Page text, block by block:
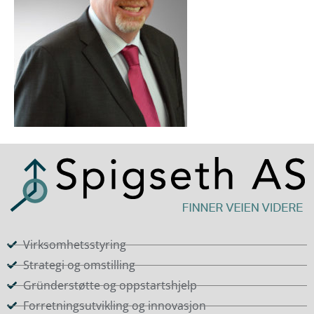
Virksomhetsstyring
Strategi og omstilling
Gründerstøtte og oppstartshjelp
Forretningsutvikling og innovasjon